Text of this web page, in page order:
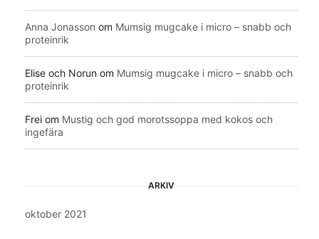
Anna Jonasson om Mumsig mugcake i micro – snabb och
proteinrik
Elise och Norun om Mumsig mugcake i micro – snabb och
proteinrik
Frei om Mustig och god morotssoppa med kokos och
ingefära
ARKIV
oktober 2021